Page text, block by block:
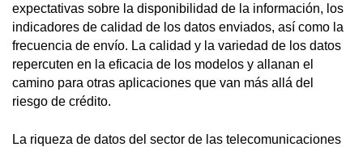
expectativas sobre la disponibilidad de la información, los
indicadores de calidad de los datos enviados, así como la
frecuencia de envío. La calidad y la variedad de los datos
repercuten en la eficacia de los modelos y allanan el
camino para otras aplicaciones que van más allá del
riesgo de crédito.
La riqueza de datos del sector de las telecomunicaciones